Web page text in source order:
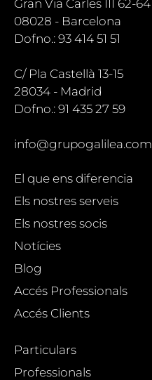
Gran Via Carles III 62-64
08028 - Barcelona
Dofno.: 93 414 51 51
C/ Pla Castellà 13-15
28034 - Madrid
Dofno.: 91 435 27 59
info@grupogalilea.com
El que ens diferencia
Els nostres serveis
Els nostres socis
Notícies
Blog
Accés Professionals
Accés Clients
Particulars
Professionals